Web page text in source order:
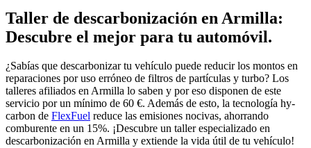
Taller de descarbonización en Armilla:
Descubre el mejor para tu automóvil.
¿Sabías que descarbonizar tu vehículo puede reducir los montos en
reparaciones por uso erróneo de filtros de partículas y turbo? Los
talleres afiliados en Armilla lo saben y por eso disponen de este
servicio por un mínimo de 60 €. Además de esto, la tecnología hy-
carbon de FlexFuel reduce las emisiones nocivas, ahorrando
comburente en un 15%. ¡Descubre un taller especializado en
descarbonización en Armilla y extiende la vida útil de tu vehículo!